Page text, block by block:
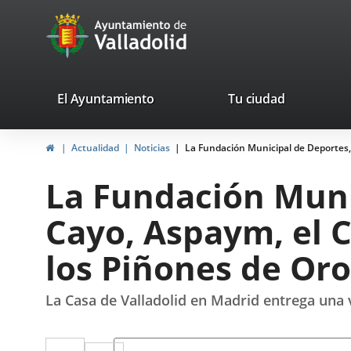
Portal
Web
Ayuntamiento
de
valladolid.es
El Ayuntamiento Tu ciudad
InicioActualidad Noticias La Fundación Municipal de
La Fundación
Cayo, Aspaym, el
los Piñones de
La Casa de Valladolid en Madrid entrega